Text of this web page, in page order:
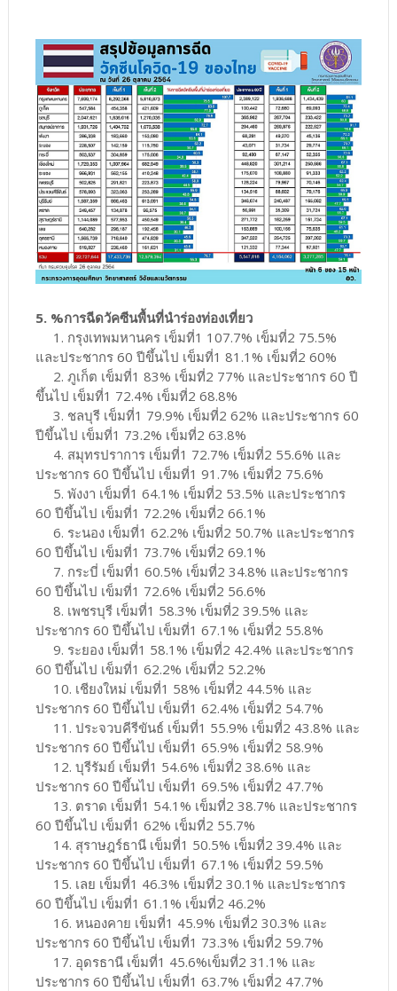
5. %การฉีดวัคซีนพื้นที่นำร่องท่องเที่ยว
1. กรุงเทพมหานคร เข็มที่1 107.7% เข็มที่2 75.5%
และประชากร 60 ปีขึ้นไป เข็มที่1 81.1% เข็มที่2 60%
2. ภูเก็ต เข็มที่1 83% เข็มที่2 77% และประชากร 60 ปี
ขึ้นไป เข็มที่1 72.4% เข็มที่2 68.8%
3. ชลบุรี เข็มที่1 79.9% เข็มที่2 62% และประชากร 60
ปีขึ้นไป เข็มที่1 73.2% เข็มที่2 63.8%
4. สมุทรปราการ เข็มที่1 72.7% เข็มที่2 55.6% และ
ประชากร 60 ปีขึ้นไป เข็มที่1 91.7% เข็มที่2 75.6%
5. พังงา เข็มที่1 64.1% เข็มที่2 53.5% และประชากร
60 ปีขึ้นไป เข็มที่1 72.2% เข็มที่2 66.1%
6. ระนอง เข็มที่1 62.2% เข็มที่2 50.7% และประชากร
60 ปีขึ้นไป เข็มที่1 73.7% เข็มที่2 69.1%
7. กระบี่ เข็มที่1 60.5% เข็มที่2 34.8% และประชากร
60 ปีขึ้นไป เข็มที่1 72.6% เข็มที่2 56.6%
8. เพชรบุรี เข็มที่1 58.3% เข็มที่2 39.5% และ
ประชากร 60 ปีขึ้นไป เข็มที่1 67.1% เข็มที่2 55.8%
9. ระยอง เข็มที่1 58.1% เข็มที่2 42.4% และประชากร
60 ปีขึ้นไป เข็มที่1 62.2% เข็มที่2 52.2%
10. เชียงใหม่ เข็มที่1 58% เข็มที่2 44.5% และ
ประชากร 60 ปีขึ้นไป เข็มที่1 62.4% เข็มที่2 54.7%
11. ประจวบคีรีขันธ์ เข็มที่1 55.9% เข็มที่2 43.8% และ
ประชากร 60 ปีขึ้นไป เข็มที่1 65.9% เข็มที่2 58.9%
12. บุรีรัมย์ เข็มที่1 54.6% เข็มที่2 38.6% และ
ประชากร 60 ปีขึ้นไป เข็มที่1 69.5% เข็มที่2 47.7%
13. ตราด เข็มที่1 54.1% เข็มที่2 38.7% และประชากร
60 ปีขึ้นไป เข็มที่1 62% เข็มที่2 55.7%
14. สุราษฎร์ธานี เข็มที่1 50.5% เข็มที่2 39.4% และ
ประชากร 60 ปีขึ้นไป เข็มที่1 67.1% เข็มที่2 59.5%
15. เลย เข็มที่1 46.3% เข็มที่2 30.1% และประชากร
60 ปีขึ้นไป เข็มที่1 61.1% เข็มที่2 46.2%
16. หนองคาย เข็มที่1 45.9% เข็มที่2 30.3% และ
ประชากร 60 ปีขึ้นไป เข็มที่1 73.3% เข็มที่2 59.7%
17. อุดรธานี เข็มที่1 45.6%เข็มที่2 31.1% และ
ประชากร 60 ปีขึ้นไป เข็มที่1 63.7% เข็มที่2 47.7%